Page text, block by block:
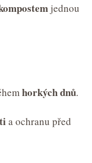
jednou
horkých dnů.
a ochranu před